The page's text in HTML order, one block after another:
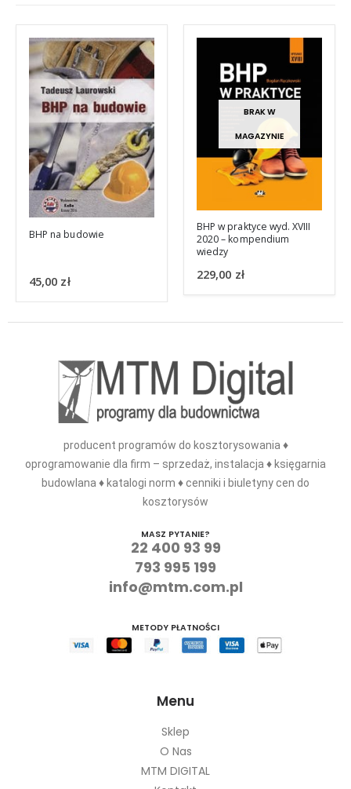
BRAK W
MAGAZYNIE
2020 – kompendium
229,00 zł
Plan BIOZ Bezpieczeństwo
pracy na budowie 2020 r.
109,00 zł
producent programów do kosztorysowania ♦
oprogramowanie dla firm – sprzedaż, instalacja ♦ księgarnia
budowlana ♦ katalogi norm ♦ cenniki i biuletyny cen do
kosztorysów
MASZ PYTANIE?
22 400 93 99
793 995 199
info@mtm.com.pl
METODY PŁATNOŚCI
Menu
Sklep
O Nas
MTM DIGITAL